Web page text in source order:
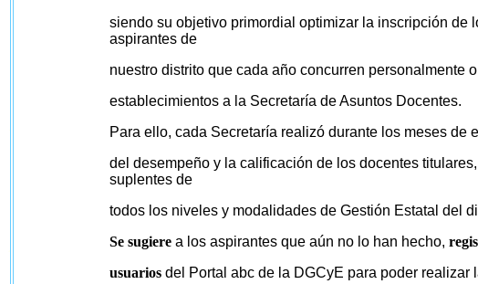
siendo su objetivo primordial optimizar la inscripción de
aspirantes de
nuestro distrito que cada año concurren personalmente
establecimientos a la Secretaría de Asuntos Docentes.
Para ello, cada Secretaría realizó durante los meses de
del desempeño y la calificación de los docentes
suplentes de
todos los niveles y modalidades de Gestión Estatal del
Se sugiere a los aspirantes que aún no lo han hecho,
usuarios del Portal abc de la DGCyE para poder realizar